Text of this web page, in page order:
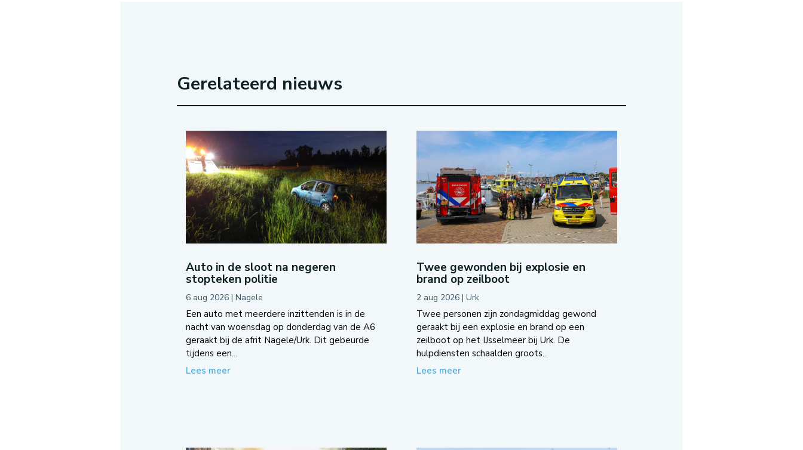
Gerelateerd nieuws
Auto in de sloot na negeren
stopteken politie
6 aug 2026| Nagele
Een auto met meerdere inzittenden is in de
nacht van woensdag op donderdag van de A6
geraakt bij de afrit Nagele/Urk. Dit gebeurde
tijdens een...
Lees meer
Twee gewonden bij explosie en
brand op zeilboot
2 aug 2026| Urk
Twee personen zijn zondagmiddag gewond
geraakt bij een explosie en brand op een
zeilboot op het IJsselmeer bij Urk. De
hulpdiensten schaalden groots...
Lees meer